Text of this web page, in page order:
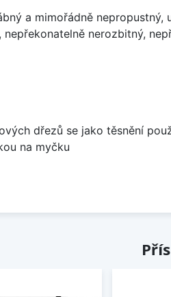
a mimořádně
nerozbitný,
dřezů se jako těsnění
na myčku